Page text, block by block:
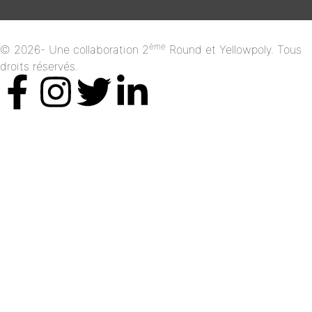
© 2026- Une collaboration 2ème Round et Yellowpoly. Tous
droits réservés.